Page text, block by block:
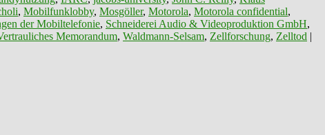
, Mobilfunklobby, Mosgöller, Motorola, Motorola confidential,
der Mobiltelefonie, Schneiderei Audio & Videoproduktion GmbH,
Memorandum, Waldmann-Selsam, Zellforschung, Zelltod |